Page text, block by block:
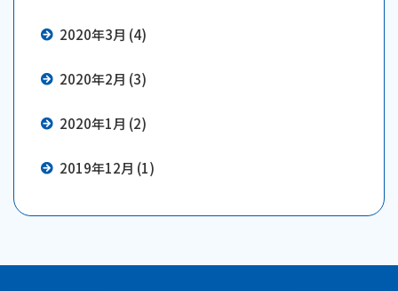
2020年3月 (4)
2020年2月 (3)
2020年1月 (2)
2019年12月 (1)